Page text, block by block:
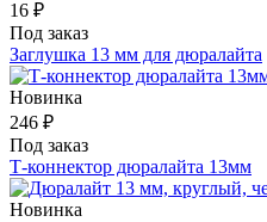
16 ₽
Под заказ
Заглушка 13 мм для дюралайта
Новинка
246 ₽
Под заказ
Т-коннектор дюралайта 13мм
Новинка